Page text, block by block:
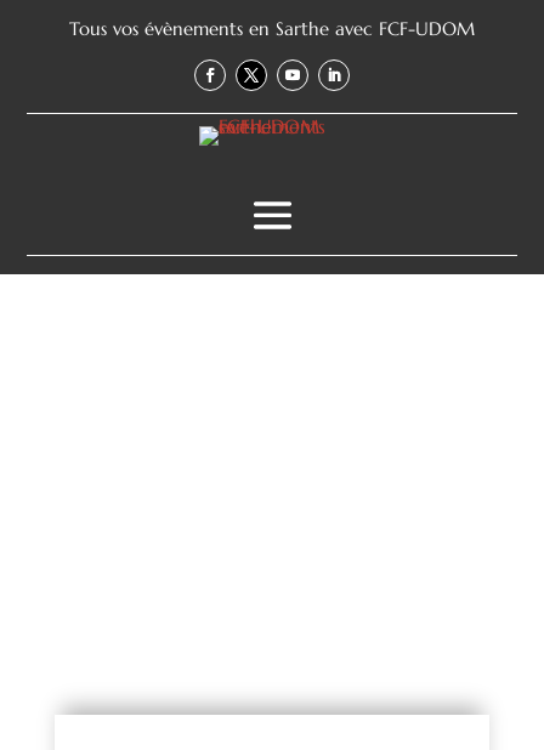
Tous vos évènements en Sarthe avec FCF-UDOM